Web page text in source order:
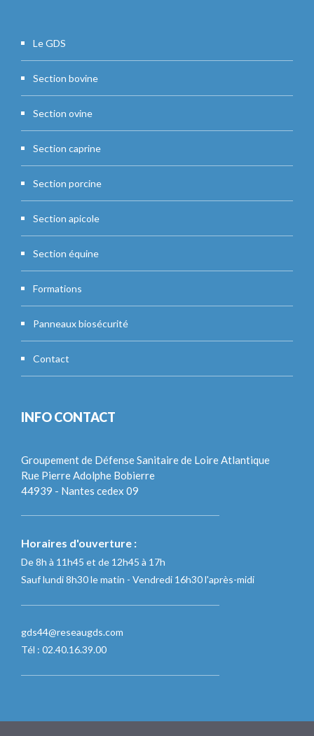
Le GDS
Section bovine
Section ovine
Section caprine
Section porcine
Section apicole
Section équine
Formations
Panneaux biosécurité
Contact
INFO CONTACT
Groupement de Défense Sanitaire de Loire Atlantique
Rue Pierre Adolphe Bobierre
44939 - Nantes cedex 09
Horaires d'ouverture :
De 8h à 11h45 et de 12h45 à 17h
Sauf lundi 8h30 le matin - Vendredi 16h30 l'après-midi
gds44@reseaugds.com
Tél : 02.40.16.39.00